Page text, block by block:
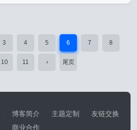
3 4 5 6 7 8
10 11 › 尾页
博客简介 主题定制
友链交换
商业合作